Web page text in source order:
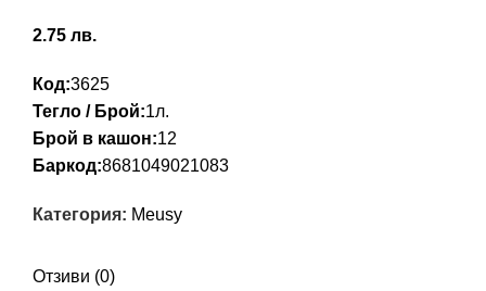
2.75 лв.
Код:3625
Тегло / Брой:1л.
Брой в кашон:12
Баркод:8681049021083
Категория: Meusy
Отзиви (0)